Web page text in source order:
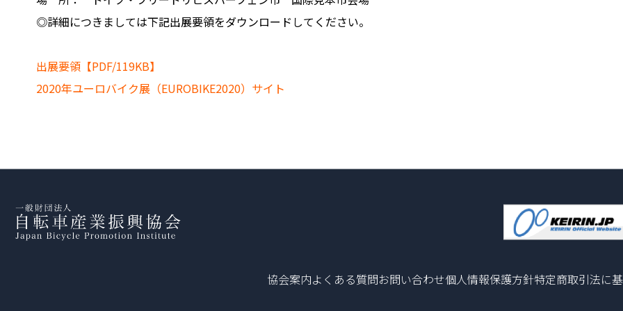
◎詳細につきましては下記出展要領をダウンロードしてください。
出展要領【PDF/119KB】
2020年ユーロバイク展（EUROBIKE2020）サイト
協会案内よくある質問お問い合わせ個人情報保護方針特定商取引法に